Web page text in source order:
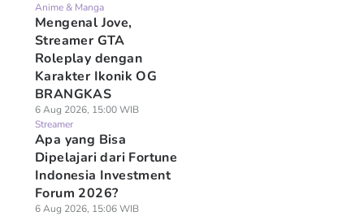
Anime & Manga
Mengenal Jove,
Streamer GTA
Roleplay dengan
Karakter Ikonik OG
BRANGKAS
6 Aug 2026, 15:00 WIB
Streamer
Apa yang Bisa
Dipelajari dari Fortune
Indonesia Investment
Forum 2026?
6 Aug 2026, 15:06 WIB